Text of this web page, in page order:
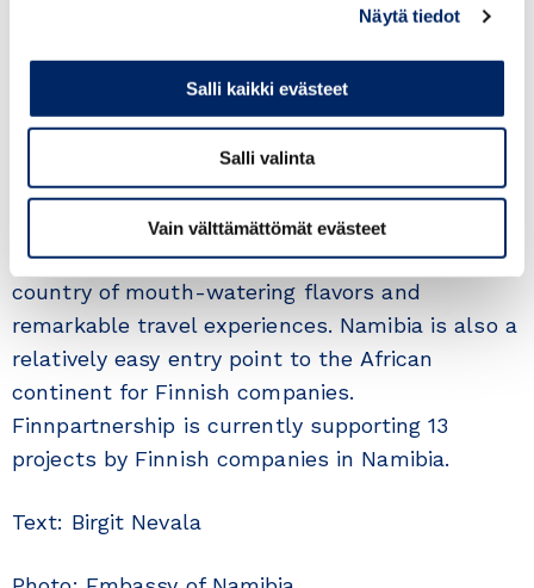
Näytä tiedot
Salli kaikki evästeet
Salli valinta
Vain välttämättömät evästeet
mopane worms, may for now remain a delicacy
for only a few adventurous tasters in Finland.
The strong cooperation between Namibia and
Finland stretches from the late 19th century to
the present day. This provides a solid foundation
for building a new narrative about modern
Namibia, which is, among other things, a
country of mouth-watering flavors and
remarkable travel experiences. Namibia is also a
relatively easy entry point to the African
continent for Finnish companies.
Finnpartnership is currently supporting 13
projects by Finnish companies in Namibia.
Text: Birgit Nevala